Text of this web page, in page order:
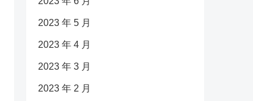
2023 年 5 月
2023 年 4 月
2023 年 3 月
2023 年 2 月